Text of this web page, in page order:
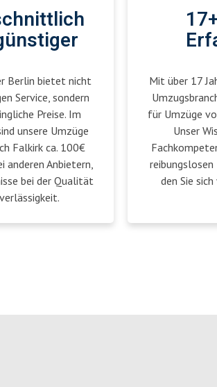
Berlin bietet nicht
Service, sondern
Preise. Im
unsere Umzüge
Falkirk ca. 100€
anderen Anbietern,
bei der Qualität
Mit über 17
für Umzüge
Unser
den Sie